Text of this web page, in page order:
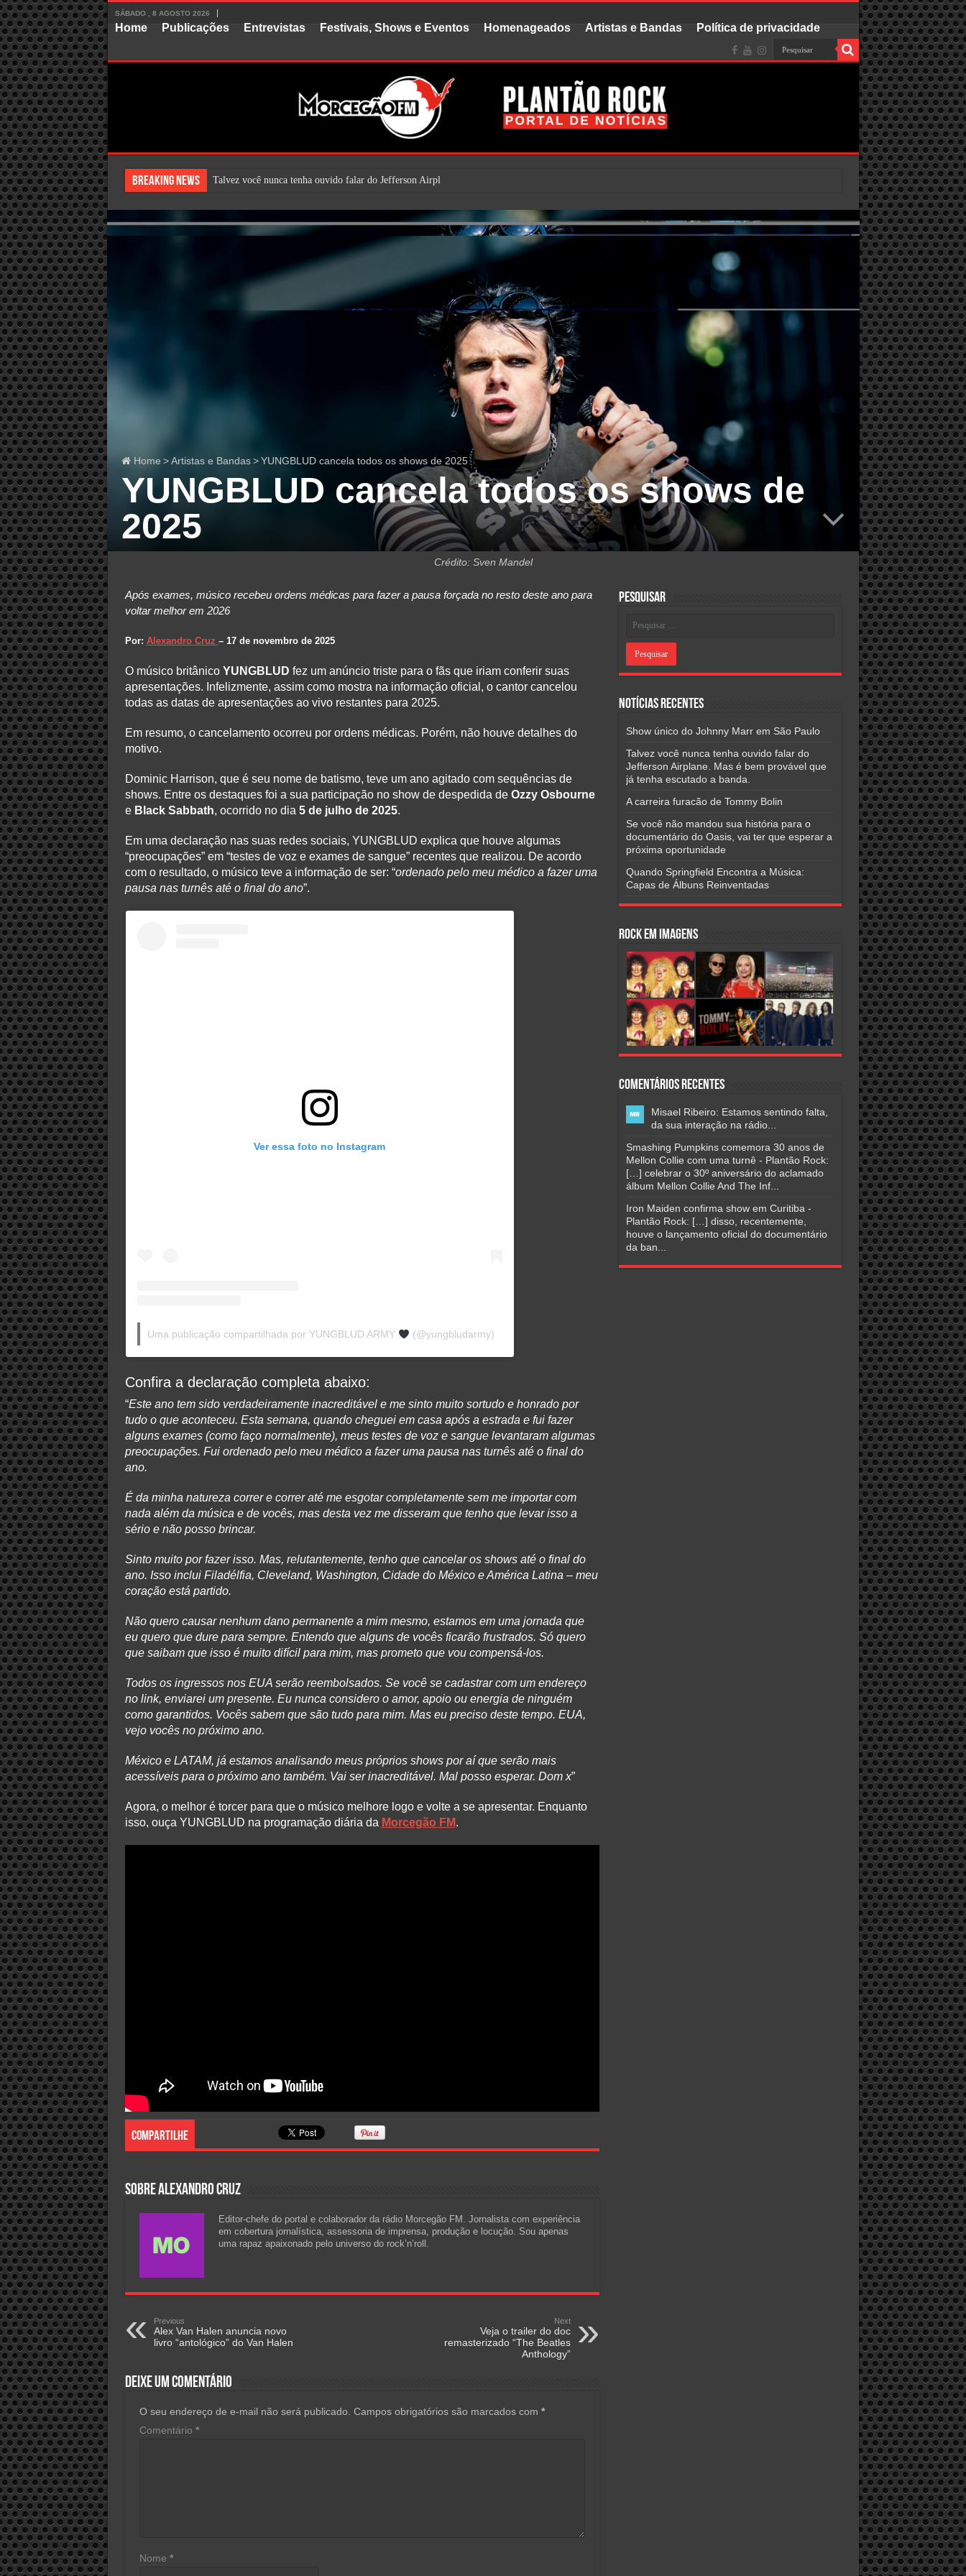
SÁBADO , 8 AGOSTO 2026
Home Publicações Entrevistas Festivais, Shows e Eventos Homenageados Artistas e Bandas Política de privacidade
Breaking News Talvez você nunca tenha ouvido falar do Jefferson Airplane. Mas é bem prováve
Home > Artistas e Bandas > YUNGBLUD cancela todos os shows de 2025
YUNGBLUD cancela todos os shows de
2025
Crédito: Sven Mandel
Após exames, músico recebeu ordens médicas para fazer a pausa forçada no resto deste ano para
voltar melhor em 2026
Por: Alexandro Cruz – 17 de novembro de 2025
O músico britânicoYUNGBLUD fez um anúncio triste para o fãs que iriam conferir suas
apresentações. Infelizmente, assim como mostra na informação oficial, o cantor cancelou
todas as datas de apresentações ao vivo restantes para 2025.
Em resumo, o cancelamento ocorreu por ordens médicas. Porém, não houve detalhes do
motivo.
Dominic Harrison, que é seu nome de batismo, teve um ano agitado com sequências de
shows. Entre os destaques foi a sua participação no show de despedida de Ozzy Osbourne
e Black Sabbath, ocorrido no dia 5 de julho de 2025.
Em uma declaração nas suas redes sociais, YUNGBLUD explica que houve algumas
“preocupações” em “testes de voz e exames de sangue” recentes que realizou. De acordo
com o resultado, o músico teve a informação de ser: “ordenado pelo meu médico a fazer uma
pausa nas turnês até o final do ano”.
Ver essa foto no Instagram
Uma publicação compartilhada por YUNGBLUD ARMY (@yungbludarmy)
Confira a declaração completa abaixo:
“Este ano tem sido verdadeiramente inacreditável e me sinto muito sortudo e honrado por
tudo o que aconteceu. Esta semana, quando cheguei em casa após a estrada e fui fazer
alguns exames (como faço normalmente), meus testes de voz e sangue levantaram algumas
preocupações. Fui ordenado pelo meu médico a fazer uma pausa nas turnês até o final do
ano.
É da minha natureza correr e correr até me esgotar completamente sem me importar com
nada além da música e de vocês, mas desta vez me disseram que tenho que levar isso a
sério e não posso brincar.
Sinto muito por fazer isso. Mas, relutantemente, tenho que cancelar os shows até o final do
ano. Isso inclui Filadélfia, Cleveland, Washington, Cidade do México e América Latina – meu
coração está partido.
Não quero causar nenhum dano permanente a mim mesmo, estamos em uma jornada que
eu quero que dure para sempre. Entendo que alguns de vocês ficarão frustrados. Só quero
que saibam que isso é muito difícil para mim, mas prometo que vou compensá-los.
Todos os ingressos nos EUA serão reembolsados. Se você se cadastrar com um endereço
no link, enviarei um presente. Eu nunca considero o amor, apoio ou energia de ninguém
como garantidos. Vocês sabem que são tudo para mim. Mas eu preciso deste tempo. EUA,
vejo vocês no próximo ano.
México e LATAM, já estamos analisando meus próprios shows por aí que serão mais
acessíveis para o próximo ano também. Vai ser inacreditável. Mal posso esperar. Dom x”
Agora, o melhor é torcer para que o músico melhore logo e volte a se apresentar. Enquanto
isso, ouça YUNGBLUD na programação diária da Morcegão FM.
Compartilhe
Sobre Alexandro Cruz
Editor-chefe do portal e colaborador da rádio Morcegão FM. Jornalista com experiência
em cobertura jornalística, assessoria de imprensa, produção e locução. Sou apenas
uma rapaz apaixonado pelo universo do rock’n’roll.
Previous
Alex Van Halen anuncia novo
livro “antológico” do Van Halen
Next
Veja o trailer do doc
remasterizado “The Beatles
Anthology”
Deixe um comentário
O seu endereço de e-mail não será publicado. Campos obrigatórios são marcados com *
Comentário *
Nome *
Pesquisar
Notícias Recentes
Show único do Johnny Marr em São Paulo
Talvez você nunca tenha ouvido falar do
Jefferson Airplane. Mas é bem provável que
já tenha escutado a banda.
A carreira furacão de Tommy Bolin
Se você não mandou sua história para o
documentário do Oasis, vai ter que esperar a
próxima oportunidade
Quando Springfield Encontra a Música:
Capas de Álbuns Reinventadas
Rock em Imagens
Comentários Recentes
Misael Ribeiro: Estamos sentindo falta,
da sua interação na rádio...
Smashing Pumpkins comemora 30 anos de
Mellon Collie com uma turnê - Plantão Rock:
[…] celebrar o 30º aniversário do aclamado
álbum Mellon Collie And The Inf...
Iron Maiden confirma show em Curitiba -
Plantão Rock: […] disso, recentemente,
houve o lançamento oficial do documentário
da ban...